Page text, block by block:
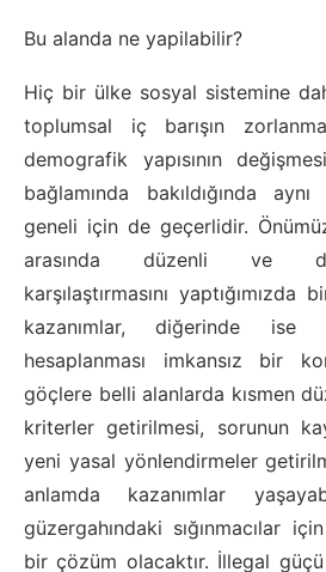
Bu alanda ne yapilabilir?
Hiç bir ülke sosyal sistemine
toplumsal iç barışın
demografik yapısının
bağlamında bakıldığında
geneli için de geçerlidir.
arasında düzenli ve
karşılaştırmasını
kazanımlar, diğerinde ise
hesaplanması imkansız bir
göçlere belli alanlarda kısmen
kriterler getirilmesi, sorunun
yeni yasal yönlendirmeler
anlamda kazanımlar
güzergahındaki sığınmacılar
bir çözüm olacaktır. İllegal